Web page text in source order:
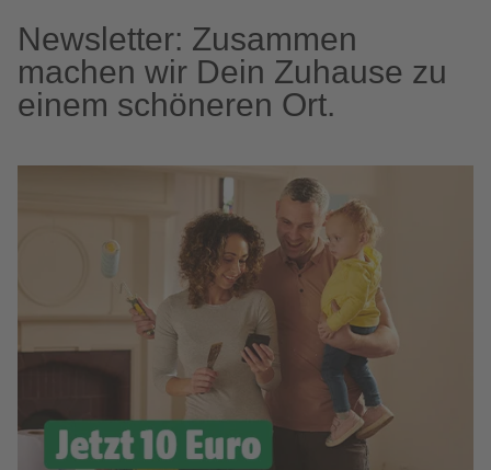
Newsletter: Zusammen
machen wir Dein Zuhause zu
einem schöneren Ort.